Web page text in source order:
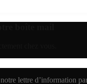
lettre d’information